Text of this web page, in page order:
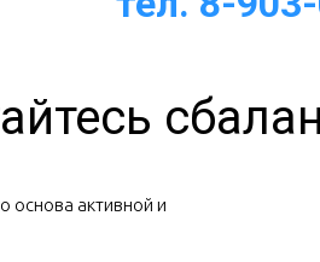
основа активной и